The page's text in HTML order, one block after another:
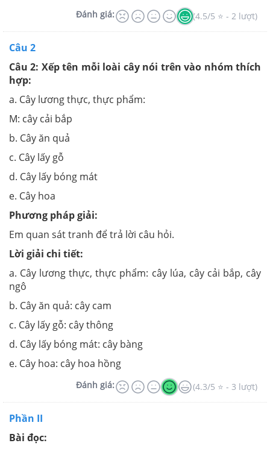
Đánh giá: (4.5/5 ⭐ - 2 lượt)
Câu 2
Câu 2: Xếp tên mỗi loài cây nói trên vào nhóm thích
hợp:
a. Cây lương thực, thực phẩm:
M: cây cải bắp
b. Cây ăn quả
c. Cây lấy gỗ
d. Cây lấy bóng mát
e. Cây hoa
Phương pháp giải:
Em quan sát tranh để trả lời câu hỏi.
Lời giải chi tiết:
a. Cây lương thực, thực phẩm: cây lúa, cây cải bắp, cây
ngô
b. Cây ăn quả: cây cam
c. Cây lấy gỗ: cây thông
d. Cây lấy bóng mát: cây bàng
e. Cây hoa: cây hoa hồng
Đánh giá: (4.3/5 ⭐ - 3 lượt)
Phần II
Bài đọc: